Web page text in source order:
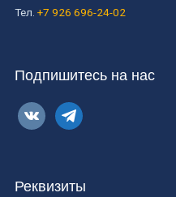
Тел. +7 926 696-24-02
Подпишитесь на нас
vkontaktetelegram
Реквизиты